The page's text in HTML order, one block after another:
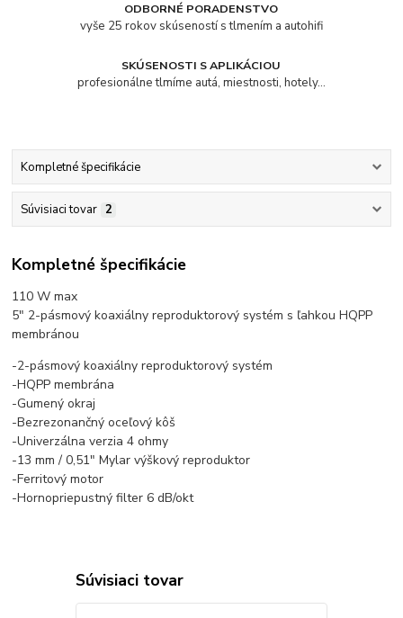
ODBORNÉ PORADENSTVO
vyše 25 rokov skúseností s tlmením a autohifi
SKÚSENOSTI S APLIKÁCIOU
profesionálne tlmíme autá, miestnosti, hotely...
Kompletné špecifikácie
Súvisiaci tovar 2
Kompletné špecifikácie
110 W max
5″ 2-pásmový koaxiálny reproduktorový systém s ľahkou HQPP
membránou
-2-pásmový koaxiálny reproduktorový systém
-HQPP membrána
-Gumený okraj
-Bezrezonančný oceľový kôš
-Univerzálna verzia 4 ohmy
-13 mm / 0,51″ Mylar výškový reproduktor
-Ferritový motor
-Hornopriepustný filter 6 dB/okt
Súvisiaci tovar